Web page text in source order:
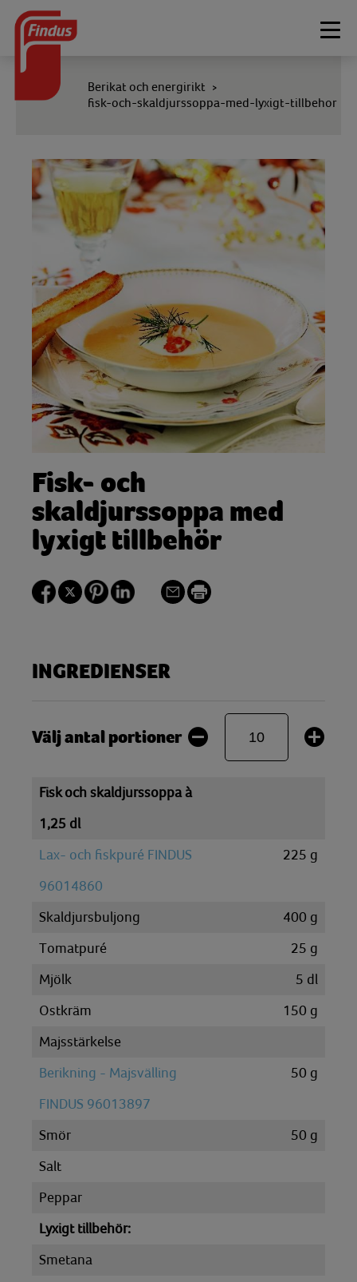
Berikat och energirikt >
fisk-och-skaldjurssoppa-med-lyxigt-tillbehor
Fisk- och
skaldjurssoppa med
lyxigt tillbehör
INGREDIENSER
Välj antal portioner
Fisk och skaldjurssoppa à
1,25 dl
Lax- och fiskpuré FINDUS
96014860
225 g
Skaldjursbuljong 400 g
Tomatpuré
25 g
Mjölk
5 dl
Ostkräm
150 g
Majsstärkelse
Berikning - Majsvälling
FINDUS 96013897
50 g
Smör 50 g
Salt
Peppar
Lyxigt tillbehör:
Smetana